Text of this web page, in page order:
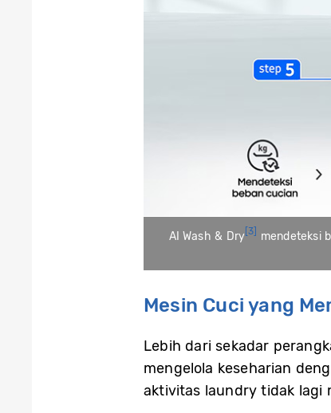
AI Wash & Dry [3]
mendeteksi
Mesin Cuci yang
Lebih dari sekadar
mengelola keseharian
aktivitas laundry tidak lagi